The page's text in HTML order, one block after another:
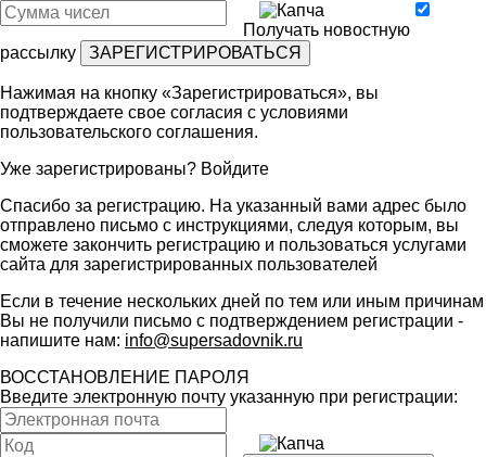
Получать новостную
рассылку
Нажимая на кнопку «Зарегистрироваться», вы
подтверждаете свое согласия с условиями
пользовательского соглашения.
Уже зарегистрированы? Войдите
Спасибо за регистрацию. На указанный вами адрес было
отправлено письмо с инструкциями, следуя которым, вы
сможете закончить регистрацию и пользоваться услугами
сайта для зарегистрированных пользователей
Если в течение нескольких дней по тем или иным причинам
Вы не получили письмо с подтверждением регистрации -
напишите нам: info@supersadovnik.ru
ВОССТАНОВЛЕНИЕ ПАРОЛЯ
Введите электронную почту указанную при регистрации: